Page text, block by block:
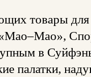
товары
в
палатки,